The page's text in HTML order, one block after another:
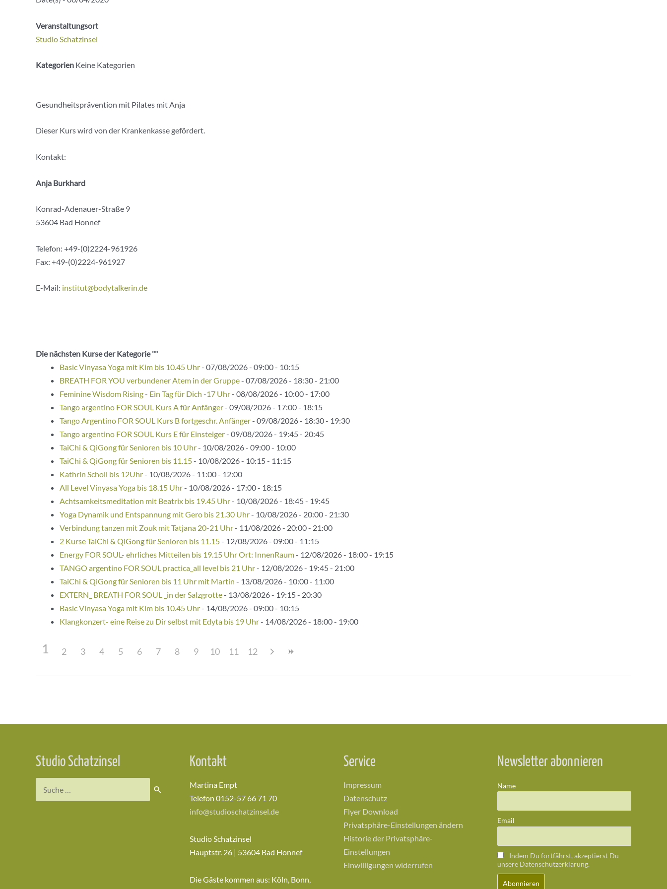
Veranstaltungsort
Studio Schatzinsel
Kategorien Keine Kategorien
Gesundheitsprävention mit Pilates mit Anja
Dieser Kurs wird von der Krankenkasse gefördert.
Kontakt:
Anja Burkhard
Konrad-Adenauer-Straße 9
53604 Bad Honnef
Telefon: +49-(0)2224-961926
Fax: +49-(0)2224-961927
E-Mail: institut@bodytalkerin.de
Die nächsten Kurse der Kategorie ""
Basic Vinyasa Yoga mit Kim bis 10.45 Uhr- 07/08/2026 - 09:00 - 10:15
BREATH FOR YOU verbundener Atem in der Gruppe- 07/08/2026 - 18:30 - 21:00
Feminine Wisdom Rising - Ein Tag für Dich -17 Uhr- 08/08/2026 - 10:00 - 17:00
Tango argentino FOR SOUL Kurs A für Anfänger- 09/08/2026 - 17:00 - 18:15
Tango Argentino FOR SOUL Kurs B fortgeschr. Anfänger- 09/08/2026 - 18:30 - 19:30
Tango argentino FOR SOUL Kurs E für Einsteiger- 09/08/2026 - 19:45 - 20:45
TaiChi & QiGong für Senioren bis 10 Uhr- 10/08/2026 - 09:00 - 10:00
TaiChi & QiGong für Senioren bis 11.15- 10/08/2026 - 10:15 - 11:15
Kathrin Scholl bis 12Uhr- 10/08/2026 - 11:00 - 12:00
All Level Vinyasa Yoga bis 18.15 Uhr- 10/08/2026 - 17:00 - 18:15
Achtsamkeitsmeditation mit Beatrix bis 19.45 Uhr- 10/08/2026 - 18:45 - 19:45
Yoga Dynamik und Entspannung mit Gero bis 21.30 Uhr- 10/08/2026 - 20:00 - 21:30
Verbindung tanzen mit Zouk mit Tatjana 20-21 Uhr- 11/08/2026 - 20:00 - 21:00
2 Kurse TaiChi & QiGong für Senioren bis 11.15- 12/08/2026 - 09:00 - 11:15
Energy FOR SOUL- ehrliches Mitteilen bis 19.15 Uhr Ort: InnenRaum- 12/08/2026 - 18:00 - 19:15
TANGO argentino FOR SOUL practica_all level bis 21 Uhr- 12/08/2026 - 19:45 - 21:00
TaiChi & QiGong für Senioren bis 11 Uhr mit Martin - 13/08/2026 - 10:00 - 11:00
EXTERN_ BREATH FOR SOUL _in der Salzgrotte- 13/08/2026 - 19:15 - 20:30
Basic Vinyasa Yoga mit Kim bis 10.45 Uhr- 14/08/2026 - 09:00 - 10:15
Klangkonzert- eine Reise zu Dir selbst mit Edyta bis 19 Uhr- 14/08/2026 - 18:00 - 19:00
1 2 3 4 5 6 7 8 9 10 11 12
Studio Schatzinsel Kontakt
Martina Empt
Telefon 0152-57 66 71 70
info@studioschatzinsel.de
Studio Schatzinsel
Hauptstr. 26 | 53604 Bad Honnef
Die Gäste kommen aus: Köln, Bonn,
Service
Impressum
Datenschutz
Flyer Download
Privatsphäre-Einstellungen ändern
Historie der Privatsphäre-
Einstellungen
Einwilligungen widerrufen
Newsletter abonnieren
Name
Email
Indem Du fortfährst, akzeptierst Du
unsere Datenschutzerklärung.